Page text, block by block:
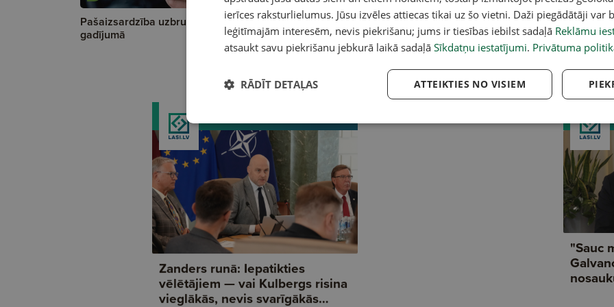
Pašaizsardzība uzbrukuma
gadījumā
Saimnieka padoms! Darinām
zedeņu žogu
Aptauja: Kā izvēlaties spuldzes?
ierīces raksturlielumus. Jūsu izvēles attiecas tikai uz šo vietni. Daži piegādātāji var
leģitīmajām interesēm, nevis piekrišanu; jums ir tiesības iebilst sadaļā Reklāmu
atsaukt savu piekrišanu jebkurā laikā sadaļā Sīkdatņu iestatījumi. Privātuma
ATTEIKTIES NO VISIEM
RĀDĪT DETAĻAS